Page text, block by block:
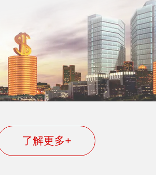
了解更多+